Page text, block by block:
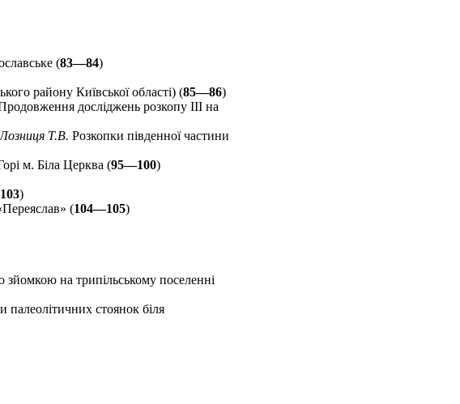
(83—84)
району Київської області) (85—86)
досліджень розкопу ІІІ на
Т.В. Розкопки південної частини
м. Біла Церква (95—100)
)
(104—105)
зйомкою на трипільському поселенні
палеолітичних стоянок біля